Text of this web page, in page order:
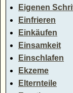
Eigenen
Einfrieren
Einkäufen
Einsamkeit
Einschlafen
Ekzeme
Elternteile